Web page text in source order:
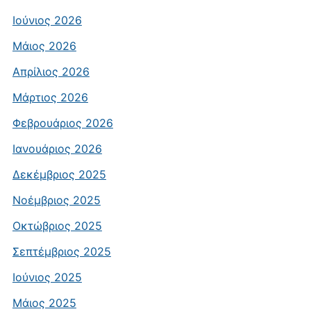
Ιούνιος 2026
Μάιος 2026
Απρίλιος 2026
Μάρτιος 2026
Φεβρουάριος 2026
Ιανουάριος 2026
Δεκέμβριος 2025
Νοέμβριος 2025
Οκτώβριος 2025
Σεπτέμβριος 2025
Ιούνιος 2025
Μάιος 2025